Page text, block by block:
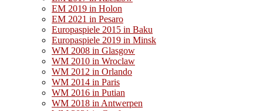
EM 2019 in Holon
EM 2021 in Pesaro
Europaspiele 2015 in Baku
Europaspiele 2019 in Minsk
WM 2008 in Glasgow
WM 2010 in Wroclaw
WM 2012 in Orlando
WM 2014 in Paris
WM 2016 in Putian
WM 2018 in Antwerpen